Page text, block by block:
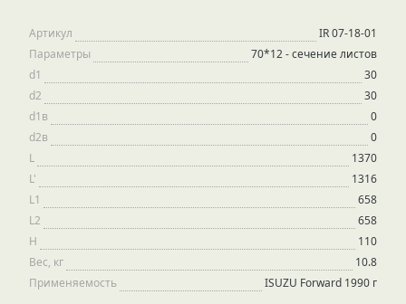
Артикул
IR 07-18-01
Параметры
70*12 - сечение листов
d1
30
d2
30
d1в
0
d2в
0
L
1370
L'
1316
L1
658
L2
658
H
110
Вес, кг
10.8
Применяемость
ISUZU Forward 1990 г